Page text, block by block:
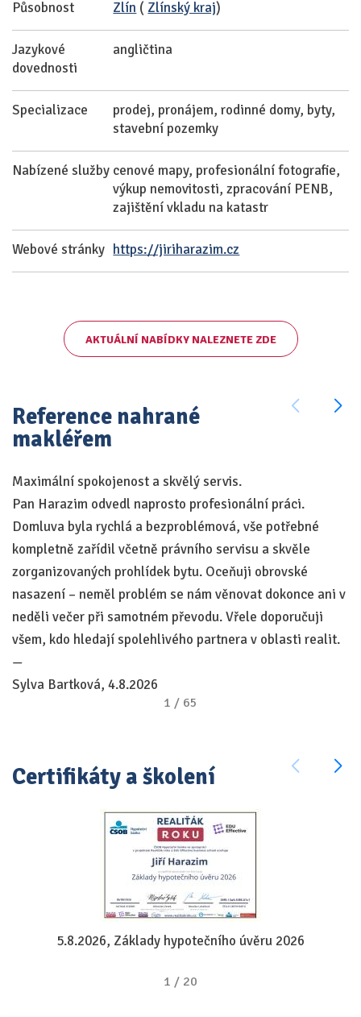
Působnost Zlín ( Zlínský kraj)
Jazykové
dovednosti
angličtina
Specializace
prodej, pronájem, rodinné domy, byty,
stavební pozemky
Nabízené služby cenové mapy, profesionální fotografie,
výkup nemovitosti, zpracování PENB,
zajištění vkladu na katastr
Webové stránky https://jiriharazim.cz
AKTUÁLNÍ NABÍDKY NALEZNETE ZDE
Reference nahrané
makléřem
Maximální spokojenost a skvělý servis.
Pan Harazim odvedl naprosto profesionální práci.
Domluva byla rychlá a bezproblémová, vše potřebné
kompletně zařídil včetně právního servisu a skvěle
zorganizovaných prohlídek bytu. Oceňuji obrovské
nasazení – neměl problém se nám věnovat dokonce ani v
neděli večer při samotném převodu. Vřele doporučuji
všem, kdo hledají spolehlivého partnera v oblasti realit.
—
Sylva Bartková, 4.8.2026
1 / 65
Certifikáty a školení
5.8.2026, Základy hypotečního úvěru 2026
1 / 20